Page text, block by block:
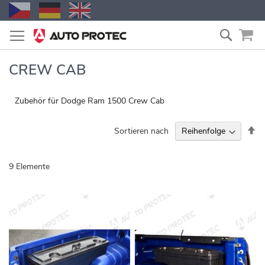
Zum
Inhalt
springen
Suche
CREW CAB
Zubehör für Dodge Ram 1500 Crew Cab
9 Elemente
Sortieren nach